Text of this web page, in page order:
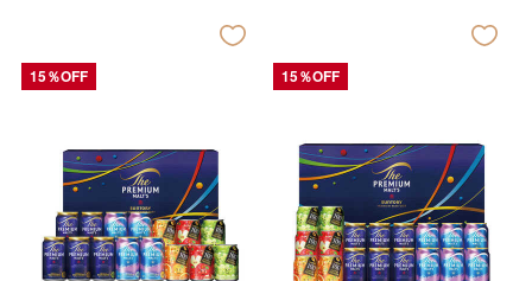
15％OFF 15％OFF